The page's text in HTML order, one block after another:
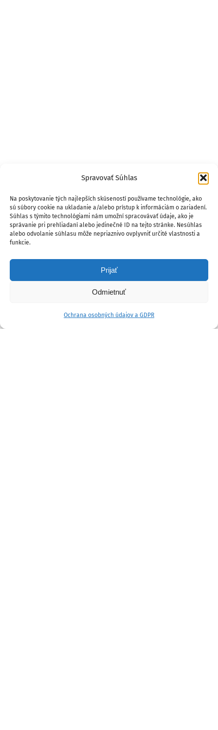
Spravovať Súhlas
Na poskytovanie tých najlepších skúseností používame technológie, ako
sú súbory cookie na ukladanie a/alebo prístup k informáciám o zariadení.
Súhlas s týmito technológiami nám umožní spracovávať údaje, ako je
správanie pri prehliadaní alebo jedinečné ID na tejto stránke. Nesúhlas
alebo odvolanie súhlasu môže nepriaznivo ovplyvniť určité vlastnosti a
funkcie.
Prijať
Odmietnuť
Ochrana osobných údajov a GDPR